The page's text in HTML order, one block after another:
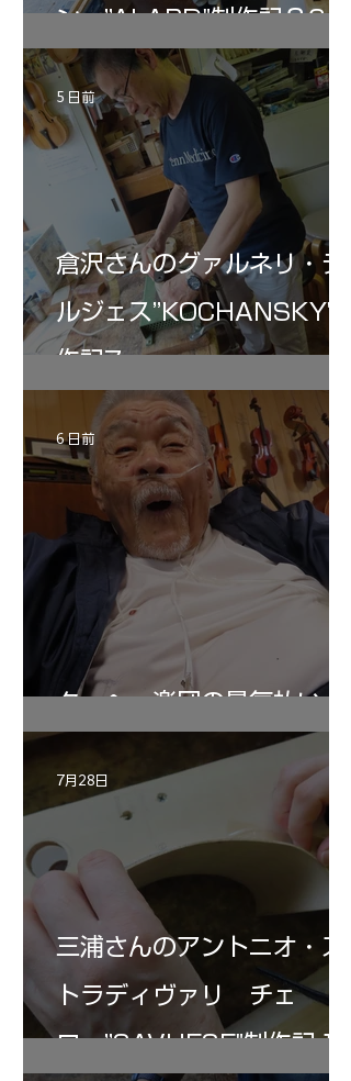
ン ”ALARD"制作記３6
倉沢さんのグァルネリ・デ
ルジェス”KOCHANSKY"制
作記7
5 日前
ターヘー楽団の暑気払い
6 日前
三浦さんのアントニオ・ス
トラディヴァリ チェ
ロ ”SAVUESE"制作記１2
7月28日